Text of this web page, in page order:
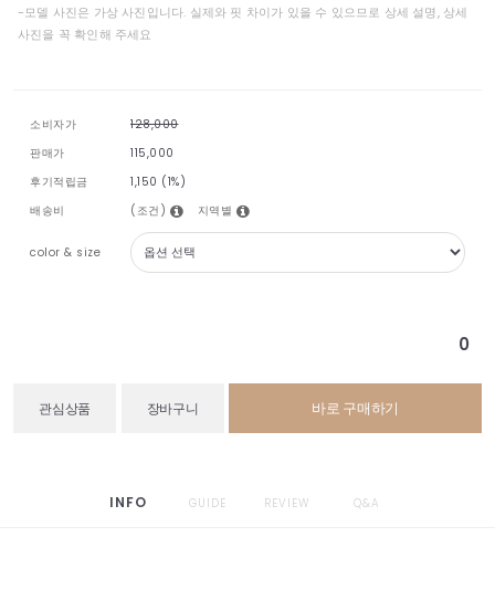
-모델 사진은 가상 사진입니다. 실제와 핏 차이가 있을 수 있으므로 상세 설명, 상세
사진을 꼭 확인해 주세요
소비자가
128,000
판매가
115,000
후기적립금
1,150 (1%)
배송비
(조건) 지역별
color & size
0
관심상품 장바구니 바로 구매하기
INFO GUIDE REVIEW Q&A